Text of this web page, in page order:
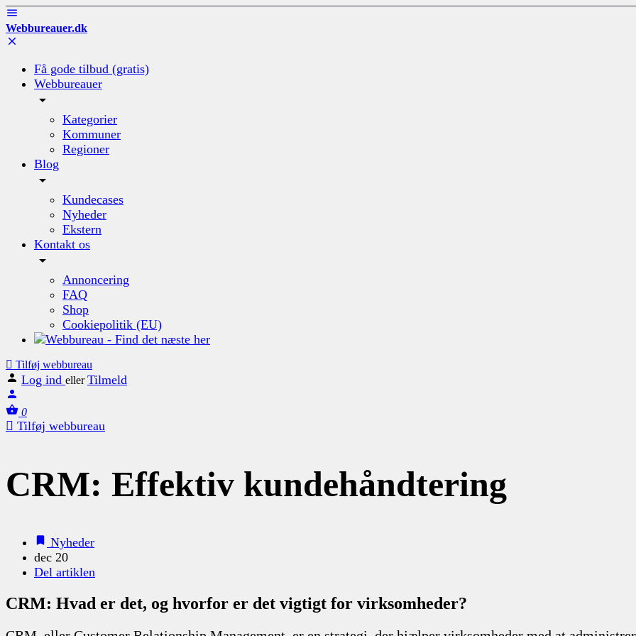
Webbureauer.dk
Få gode tilbud (gratis)
Webbureauer
Kategorier
Kommuner
Regioner
Blog
Kundecases
Nyheder
Ekstern
Kontakt os
Annoncering
FAQ
Shop
Cookiepolitik (EU)
Tilføj webbureau
Log ind eller Tilmeld
0
Tilføj webbureau
CRM: Effektiv kundehåndtering
Nyheder
dec 20
Del artiklen
CRM: Hvad er det, og hvorfor er det vigtigt for virksomheder?